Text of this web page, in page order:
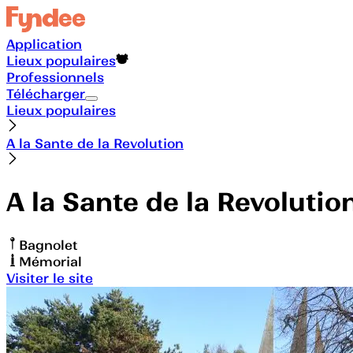
Application
Lieux populaires
Professionnels
Télécharger
Lieux populaires
A la Sante de la Revolution
A la Sante de la
Bagnolet
Mémorial
Visiter le site